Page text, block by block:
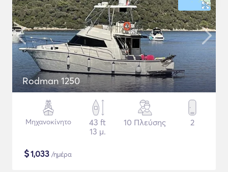
Rodman 1250
Μηχανοκίνητο
43 ft
13 μ.
10 Πλεύσης 2
$1,033 /ημέρα